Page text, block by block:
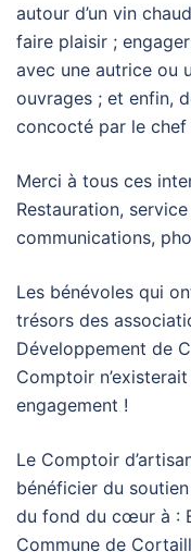
autour d’un vin
faire plaisir ;
avec une autrice ou
ouvrages ; et enfin,
concocté par le chef
Merci à tous ces
Restauration,
communications,
Les bénévoles qui
trésors des
Développement de
Comptoir
engagement !
Le Comptoir
bénéficier du
du fond du cœur à :
Commune de